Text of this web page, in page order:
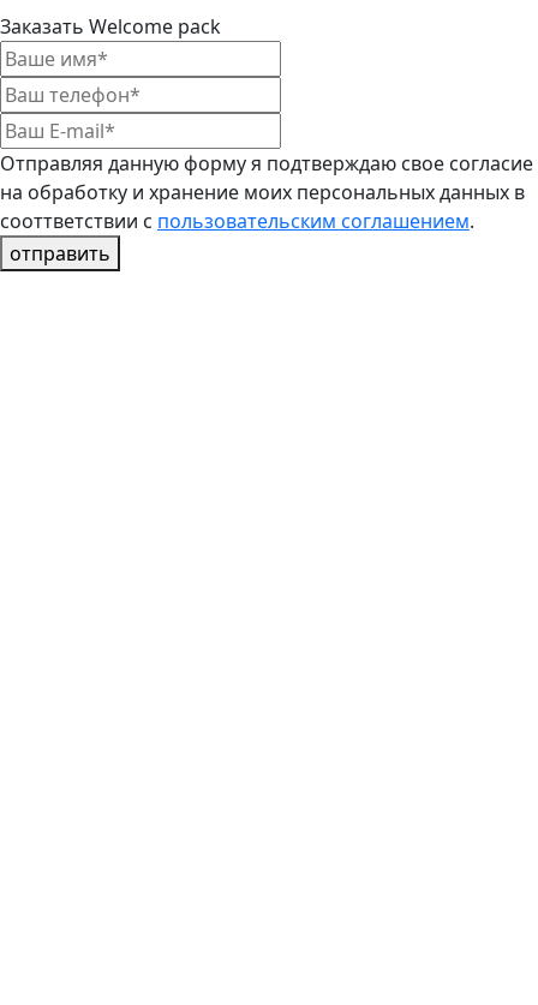
Заказать Welcome pack
Отправляя данную форму я подтверждаю свое согласие
на обработку и хранение моих персональных данных в
сооттветствии с пользовательским соглашением.
отправить